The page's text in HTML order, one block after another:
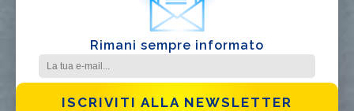
Rimani sempre informato
ISCRIVITI ALLA NEWSLETTER